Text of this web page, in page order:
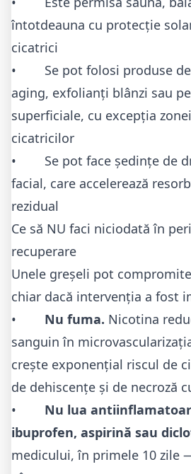
întotdeauna cu protecție
cicatrici
• Se pot folosi produse de
aging, exfolianți blânzi sau
superficiale, cu excepția
cicatricilor
• Se pot face ședințe de
facial, care accelerează
rezidual
Ce să NU faci niciodată în
recuperare
Unele greșeli pot
chiar dacă intervenția a fost
• Nu fuma. Nicotina
sanguin în
crește exponențial riscul de
de dehiscențe și de necroză
• Nu lua
ibuprofen, aspirină sau
medicului, în primele 10 zile